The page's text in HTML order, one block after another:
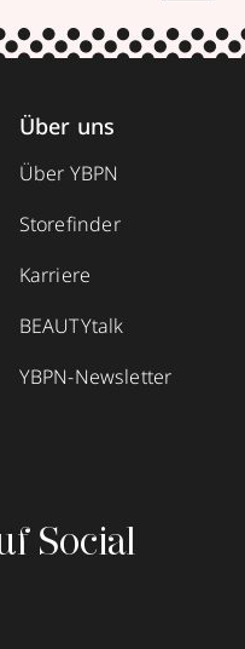
Über uns
Über YBPN
Storefinder
Karriere
BEAUTYtalk
YBPN-Newsletter
Social